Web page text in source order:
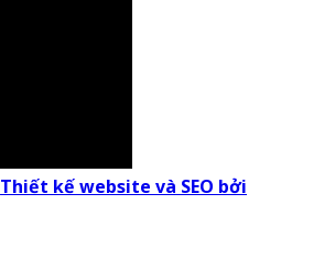
Thiết kế website và SEO bởi